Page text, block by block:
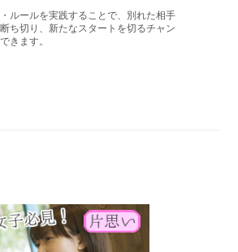
ルールを実践することで、別れた相手
ち切り、新たなスタートを切るチャン
きます。